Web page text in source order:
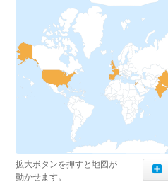
拡大ボタンを押すと地図が
動かせます。